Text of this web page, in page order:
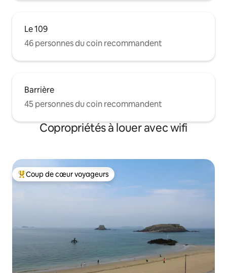
Le 109
46 personnes du coin recommandent
Barrière
45 personnes du coin recommandent
Copropriétés à louer avec wifi
Coup de cœur voyageurs parmi les plus aimés
Coup de cœur voyageurs